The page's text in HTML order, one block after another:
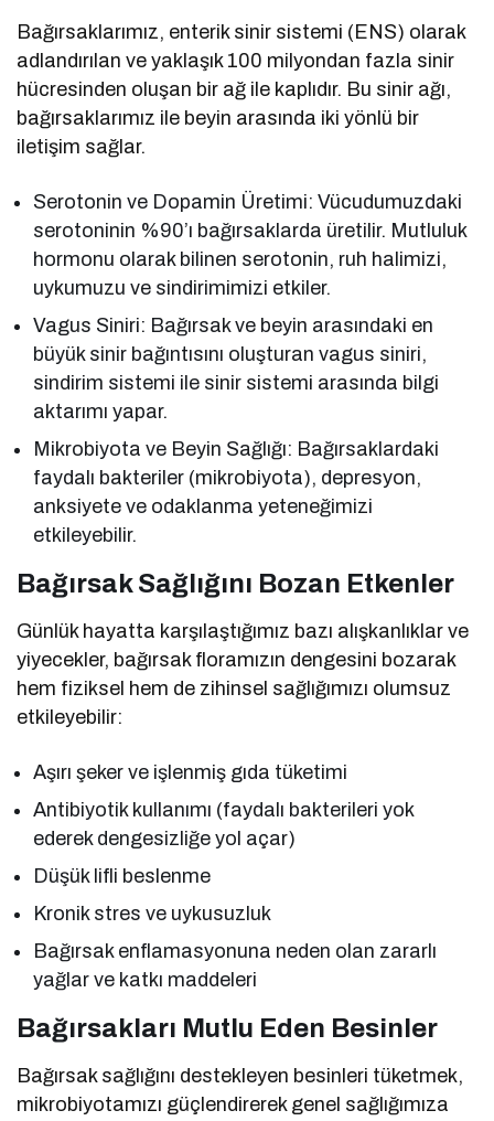
Bağırsaklarımız, enterik sinir sistemi (ENS) olarak
adlandırılan ve yaklaşık 100 milyondan fazla sinir
hücresinden oluşan bir ağ ile kaplıdır. Bu sinir ağı,
bağırsaklarımız ile beyin arasında iki yönlü bir
iletişim sağlar.
Serotonin ve Dopamin Üretimi: Vücudumuzdaki
serotoninin %90’ı bağırsaklarda üretilir. Mutluluk
hormonu olarak bilinen serotonin, ruh halimizi,
uykumuzu ve sindirimimizi etkiler.
Vagus Siniri: Bağırsak ve beyin arasındaki en
büyük sinir bağıntısını oluşturan vagus siniri,
sindirim sistemi ile sinir sistemi arasında bilgi
aktarımı yapar.
Mikrobiyota ve Beyin Sağlığı: Bağırsaklardaki
faydalı bakteriler (mikrobiyota), depresyon,
anksiyete ve odaklanma yeteneğimizi
etkileyebilir.
Bağırsak Sağlığını Bozan Etkenler
Günlük hayatta karşılaştığımız bazı alışkanlıklar ve
yiyecekler, bağırsak floramızın dengesini bozarak
hem fiziksel hem de zihinsel sağlığımızı olumsuz
etkileyebilir:
Aşırı şeker ve işlenmiş gıda tüketimi
Antibiyotik kullanımı (faydalı bakterileri yok
ederek dengesizliğe yol açar)
Düşük lifli beslenme
Kronik stres ve uykusuzluk
Bağırsak enflamasyonuna neden olan zararlı
yağlar ve katkı maddeleri
Bağırsakları Mutlu Eden Besinler
Bağırsak sağlığını destekleyen besinleri tüketmek,
mikrobiyotamızı güçlendirerek genel sağlığımıza